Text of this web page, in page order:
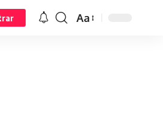
Aa